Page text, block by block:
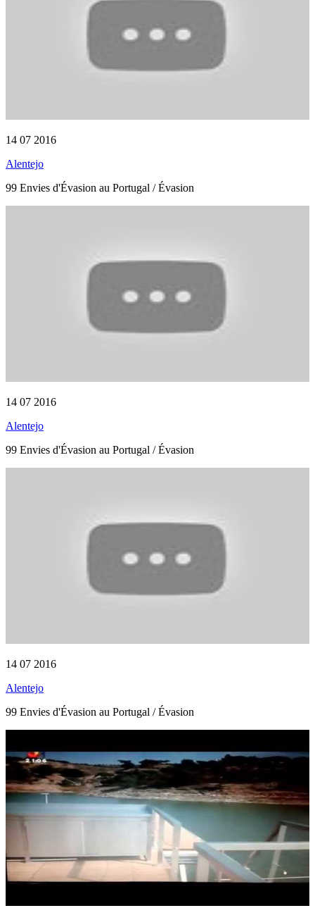
14 07 2016
Alentejo
99 Envies d'Évasion au Portugal / Évasion
14 07 2016
Alentejo
99 Envies d'Évasion au Portugal / Évasion
14 07 2016
Alentejo
99 Envies d'Évasion au Portugal / Évasion